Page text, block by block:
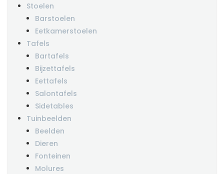
Stoelen
Barstoelen
Eetkamerstoelen
Tafels
Bartafels
Bijzettafels
Eettafels
Salontafels
Sidetables
Tuinbeelden
Beelden
Dieren
Fonteinen
Molures